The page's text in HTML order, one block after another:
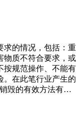
求的情况，包括：重
物质不符合要求，或
按规范操作、不能有
。在此笔行业产生的
毁的有效方法有以
司操作，自行销毁